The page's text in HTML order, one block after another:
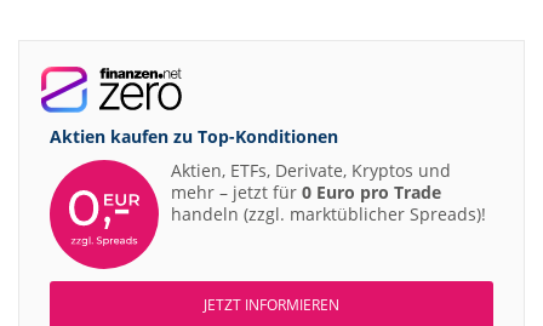
Aktien kaufen zu Top-Konditionen
Aktien, ETFs, Derivate, Kryptos und
mehr – jetzt für 0 Euro pro Trade
handeln (zzgl. marktüblicher Spreads)!
JETZT INFORMIEREN